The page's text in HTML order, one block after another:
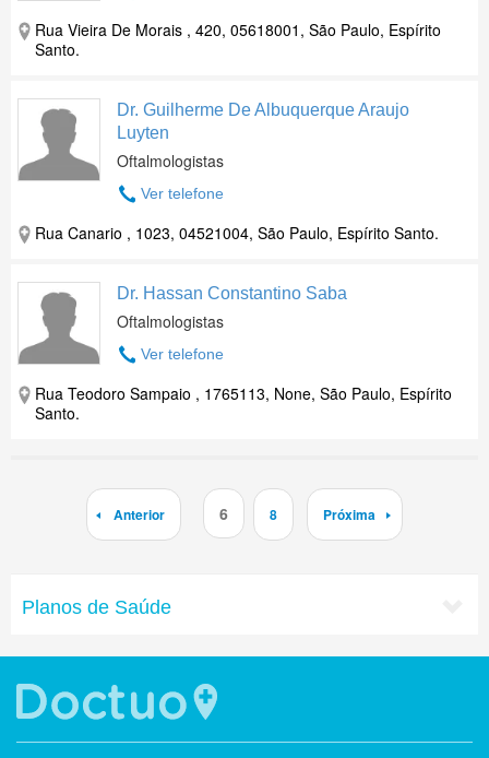
Rua Vieira De Morais , 420, 05618001, São Paulo, Espírito
Santo.
Dr. Guilherme De Albuquerque Araujo
Luyten
Oftalmologistas
Ver telefone
Rua Canario , 1023, 04521004, São Paulo, Espírito Santo.
Dr. Hassan Constantino Saba
Oftalmologistas
Ver telefone
Rua Teodoro Sampaio , 1765113, None, São Paulo, Espírito
Santo.
Anterior 6 8 Próxima
Planos de Saúde